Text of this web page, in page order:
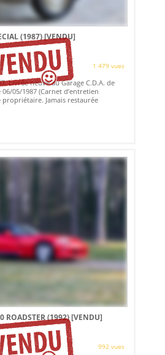
(1987)[VENDU]
1 479 vues
Livrée neuve au Garage C.D.A. de
05/1987 (Carnet d’entretien
propriétaire. Jamais restaurée
ROADSTER (1992)[VENDU]
992 vues